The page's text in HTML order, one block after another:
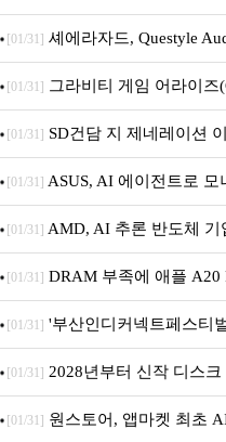
[01/31] 셰에라자드, Questyle
내 정식 출시
[01/31] 그라비티 게임 어라이즈
던전 13’ 참가!
[01/31] SD건담 지 제네레이션
아의 용사’ 재개최 및 풍성한
[01/31] ASUS, AI 에이전트로
[01/31] AMD, AI 추론 반도체 기
[01/31] DRAM 부족에 애플 A20
퍼 대기
[01/31] '부산인디커넥트페스티
개막... 22일간 진행
[01/31] 2028년부터 신작 디스
문 추가
[01/31] 원스토어, 앱마켓 최초